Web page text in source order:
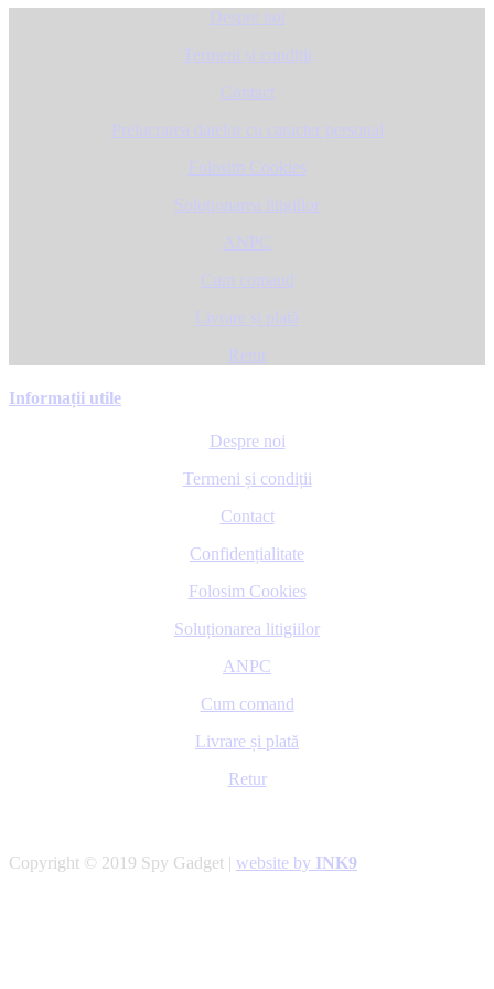
Despre noi
Termeni și condiții
Contact
Prelucrarea datelor cu caracter personal
Folosim Cookies
Soluționarea litigiilor
ANPC
Cum comand
Livrare și plată
Retur
Informații utile
Despre noi
Termeni și condiții
Contact
Confidențialitate
Folosim Cookies
Soluționarea litigiilor
ANPC
Cum comand
Livrare și plată
Retur
Copyright © 2019 Spy Gadget | website by INK9